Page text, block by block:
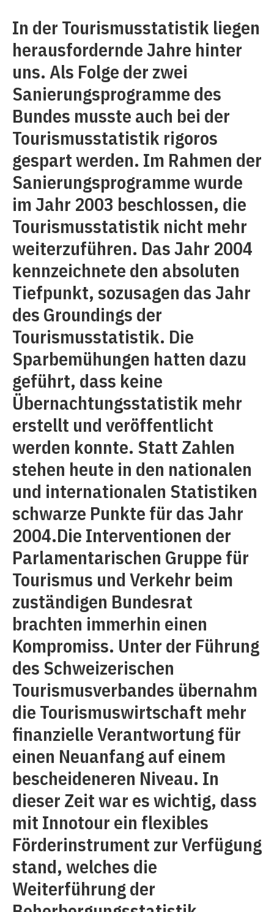
In der Tourismusstatistik liegen
herausfordernde Jahre hinter
uns. Als Folge der zwei
Sanierungsprogramme des
Bundes musste auch bei der
Tourismusstatistik rigoros
gespart werden. Im Rahmen der
Sanierungsprogramme wurde
im Jahr 2003 beschlossen, die
Tourismusstatistik nicht mehr
weiterzuführen. Das Jahr 2004
kennzeichnete den absoluten
Tiefpunkt, sozusagen das Jahr
des Groundings der
Tourismusstatistik. Die
Sparbemühungen hatten dazu
geführt, dass keine
Übernachtungsstatistik mehr
erstellt und veröffentlicht
werden konnte. Statt Zahlen
stehen heute in den nationalen
und internationalen Statistiken
schwarze Punkte für das Jahr
2004.Die Interventionen der
Parlamentarischen Gruppe für
Tourismus und Verkehr beim
zuständigen Bundesrat
brachten immerhin einen
Kompromiss. Unter der Führung
des Schweizerischen
Tourismusverbandes übernahm
die Tourismuswirtschaft mehr
finanzielle Verantwortung für
einen Neuanfang auf einem
bescheideneren Niveau. In
dieser Zeit war es wichtig, dass
mit Innotour ein flexibles
Förderinstrument zur Verfügung
stand, welches die
Weiterführung der